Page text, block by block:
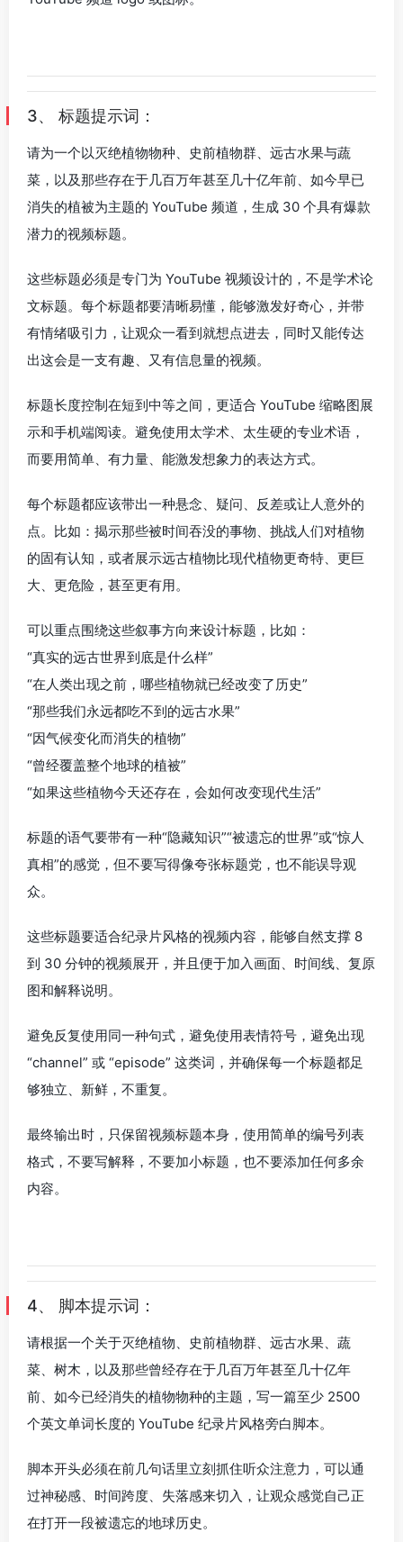
3、 标题提示词：
请为一个以灭绝植物物种、史前植物群、远古水果与蔬
菜，以及那些存在于几百万年甚至几十亿年前、如今早已
消失的植被为主题的 YouTube 频道，生成 30 个具有爆款
潜力的视频标题。
这些标题必须是专门为 YouTube 视频设计的，不是学术论
文标题。每个标题都要清晰易懂，能够激发好奇心，并带
有情绪吸引力，让观众一看到就想点进去，同时又能传达
出这会是一支有趣、又有信息量的视频。
标题长度控制在短到中等之间，更适合 YouTube 缩略图展
示和手机端阅读。避免使用太学术、太生硬的专业术语，
而要用简单、有力量、能激发想象力的表达方式。
每个标题都应该带出一种悬念、疑问、反差或让人意外的
点。比如：揭示那些被时间吞没的事物、挑战人们对植物
的固有认知，或者展示远古植物比现代植物更奇特、更巨
大、更危险，甚至更有用。
可以重点围绕这些叙事方向来设计标题，比如：
“真实的远古世界到底是什么样”
“在人类出现之前，哪些植物就已经改变了历史”
“那些我们永远都吃不到的远古水果”
“因气候变化而消失的植物”
“曾经覆盖整个地球的植被”
“如果这些植物今天还存在，会如何改变现代生活”
标题的语气要带有一种“隐藏知识”“被遗忘的世界”或“惊人
真相”的感觉，但不要写得像夸张标题党，也不能误导观
众。
这些标题要适合纪录片风格的视频内容，能够自然支撑 8
到 30 分钟的视频展开，并且便于加入画面、时间线、复原
图和解释说明。
避免反复使用同一种句式，避免使用表情符号，避免出现
“channel” 或 “episode” 这类词，并确保每一个标题都足
够独立、新鲜，不重复。
最终输出时，只保留视频标题本身，使用简单的编号列表
格式，不要写解释，不要加小标题，也不要添加任何多余
内容。
4、 脚本提示词：
请根据一个关于灭绝植物、史前植物群、远古水果、蔬
菜、树木，以及那些曾经存在于几百万年甚至几十亿年
前、如今已经消失的植物物种的主题，写一篇至少 2500
个英文单词长度的 YouTube 纪录片风格旁白脚本。
脚本开头必须在前几句话里立刻抓住听众注意力，可以通
过神秘感、时间跨度、失落感来切入，让观众感觉自己正
在打开一段被遗忘的地球历史。